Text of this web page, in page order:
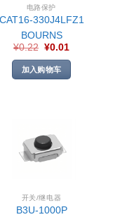
电路保护
CAT16-330J4LFZ1
BOURNS
¥0.22 ¥0.01
加入购物车
开关/继电器
B3U-1000P